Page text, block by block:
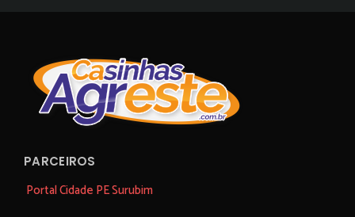
PARCEIROS
Portal Cidade PE Surubim